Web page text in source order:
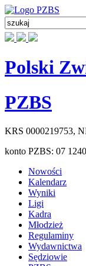
Polski
PZBS
KRS 0000219753,
konto PZBS: 07
Nowości
Kalendarz
Wyniki
Ligi
Kadra
Młodzież
Regulaminy
Wydawnictwa
Sędziowie